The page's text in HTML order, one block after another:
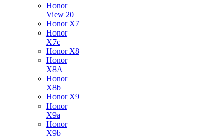
Honor
View 20
Honor X7
Honor
X7c
Honor X8
Honor
X8A
Honor
X8b
Honor X9
Honor
X9a
Honor
X9b